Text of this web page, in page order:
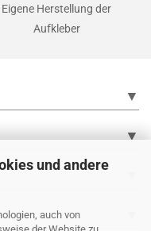
und andere
auch von
Eigene Herstellung der
Aufkleber
▼
▼